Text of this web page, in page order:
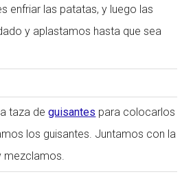
enfriar las patatas, y luego las
y aplastamos hasta que sea
taza deguisantes para colocarlos
los guisantes. Juntamos con la